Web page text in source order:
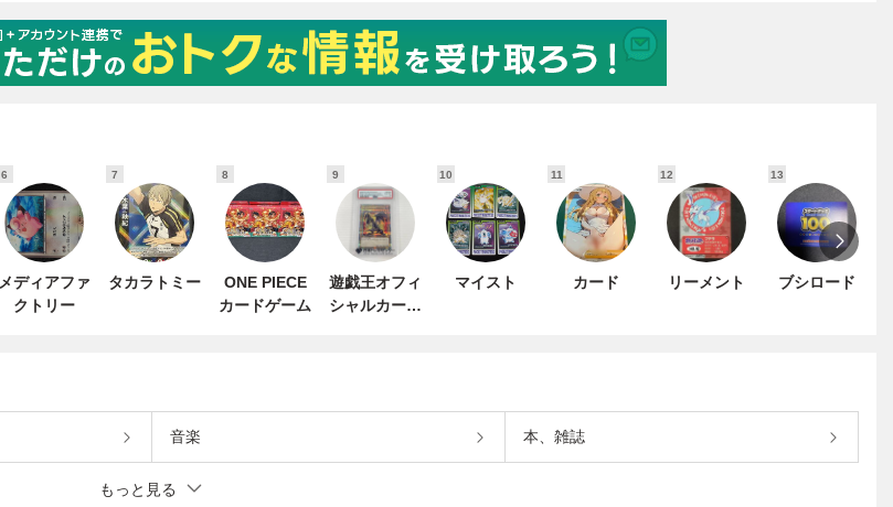
6
メディアファ
クトリー
7
タカラトミー
8
ONE PIECE
カードゲーム
9
遊戯王オフィ
シャルカード
10
マイスト
11
カード
12
リーメント
13
ブシロード
音楽 本、雑誌
もっと見る